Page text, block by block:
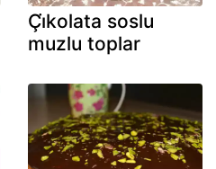
Çi̇kolata soslu
muzlu toplar